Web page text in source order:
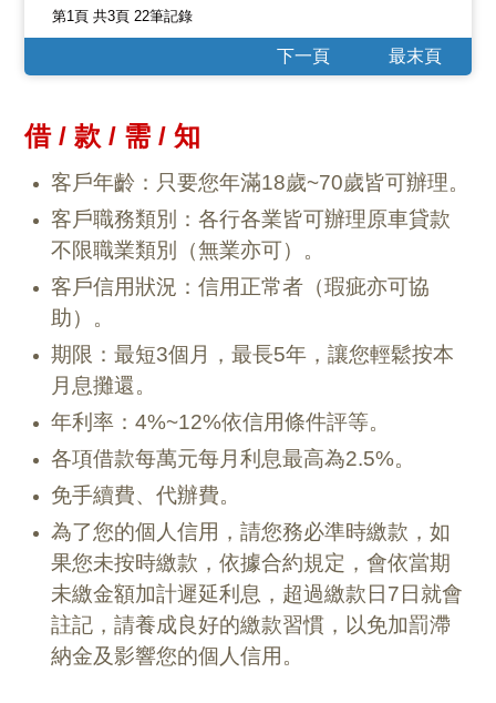
第1頁 共3頁 22筆記錄
下一頁 最末頁
借 / 款 / 需 / 知
客戶年齡：只要您年滿18歲~70歲皆可辦理。
客戶職務類別：各行各業皆可辦理原車貸款
不限職業類別（無業亦可）。
客戶信用狀況：信用正常者（瑕疵亦可協
助）。
期限：最短3個月，最長5年，讓您輕鬆按本
月息攤還。
年利率：4%~12%依信用條件評等。
各項借款每萬元每月利息最高為2.5%。
免手續費、代辦費。
為了您的個人信用，請您務必準時繳款，如
果您未按時繳款，依據合約規定，會依當期
未繳金額加計遲延利息，超過繳款日7日就會
註記，請養成良好的繳款習慣，以免加罰滯
納金及影響您的個人信用。